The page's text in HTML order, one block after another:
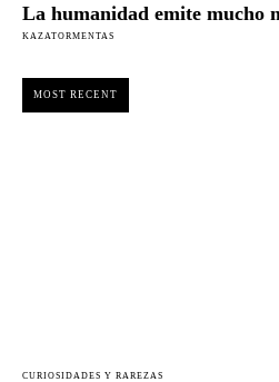
La humanidad emite mucho
KAZATORMENTAS
MOST RECENT
CURIOSIDADES Y RAREZAS